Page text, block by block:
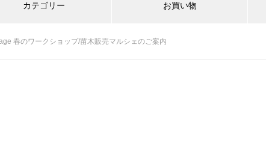
カテゴリー お買い物
RESTAURANT OLINAS
春のワークショップ/苗木販売マルシェのご案内